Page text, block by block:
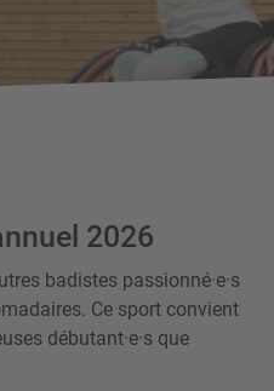
2026
badistes passionné·e·s
Ce sport convient
débutant·e·s que